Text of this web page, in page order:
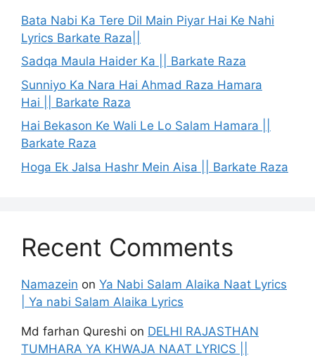
Bata Nabi Ka Tere Dil Main Piyar Hai Ke Nahi
Lyrics Barkate Raza||
Sadqa Maula Haider Ka || Barkate Raza
Sunniyo Ka Nara Hai Ahmad Raza Hamara
Hai || Barkate Raza
Hai Bekason Ke Wali Le Lo Salam Hamara ||
Barkate Raza
Hoga Ek Jalsa Hashr Mein Aisa || Barkate Raza
Recent Comments
Namazein on Ya Nabi Salam Alaika Naat Lyrics
| Ya nabi Salam Alaika Lyrics
Md farhan Qureshi on DELHI RAJASTHAN
TUMHARA YA KHWAJA NAAT LYRICS ||